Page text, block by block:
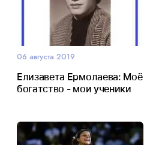
06 августа 2019
Елизавета Ермолаева: Моё
богатство - мои ученики